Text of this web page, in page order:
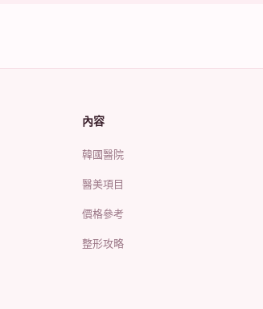
內容
韓國醫院
醫美項目
價格參考
整形攻略